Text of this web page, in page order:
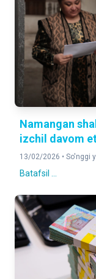
Namangan
izchil davom
13/02/2026 • So'nggi
Batafsil ...